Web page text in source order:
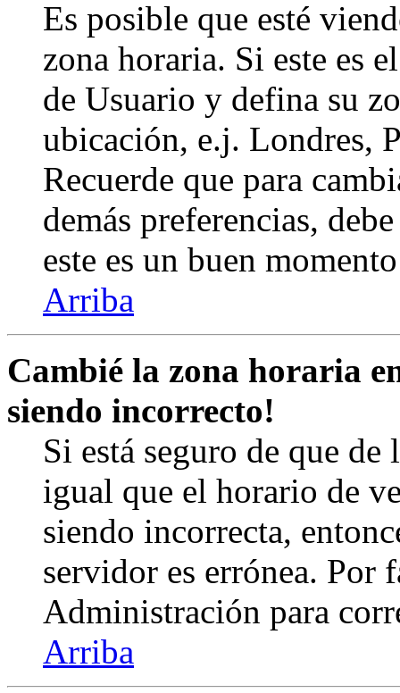
Es posible que esté
zona horaria. Si este es
de Usuario y defina su
ubicación, e.j. Londres,
Recuerde que para
demás preferencias,
este es un buen
Arriba
Cambié la zona horaria
siendo incorrecto!
Si está seguro de que
igual que el horario de
siendo incorrecta,
servidor es errónea. Por
Administración para
Arriba